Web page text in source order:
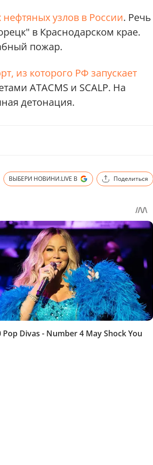
узлов в России. Речь
в Краснодарском крае.
пожар.
из которого РФ запускает
ATACMS и SCALP. На
детонация.
ВЫБЕРИ НОВИНИ.LIVE В Поделиться